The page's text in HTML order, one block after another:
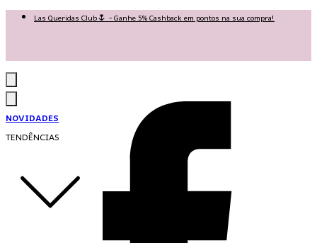
Las Queridas Club🌷 - Ganhe 5% Cashback em pontos na sua compra!
NOVIDADES
TENDÊNCIAS